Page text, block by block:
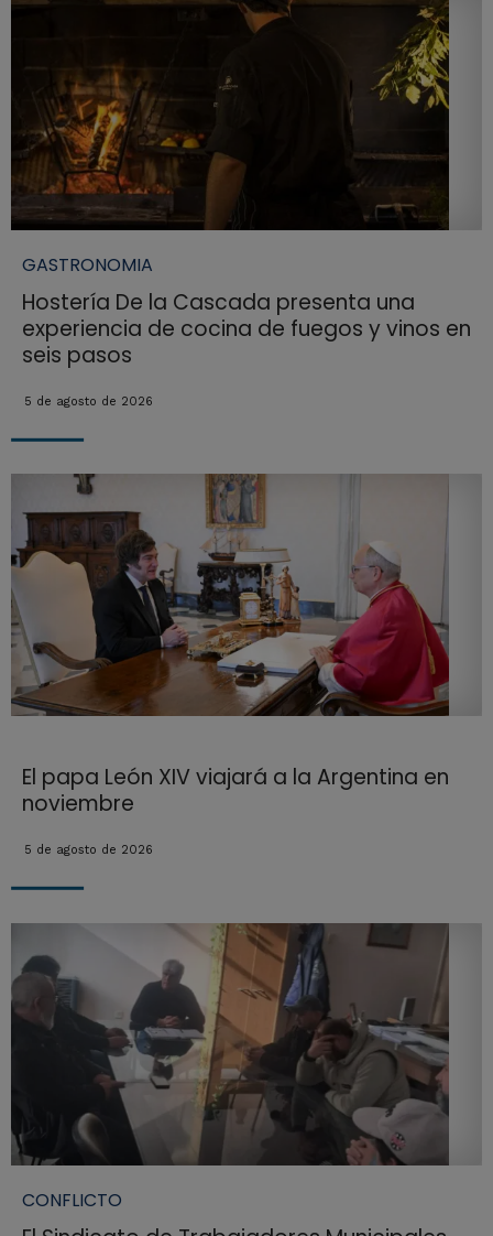
GASTRONOMIA
Hostería De la Cascada presenta una
experiencia de cocina de fuegos y vinos en
seis pasos
5 de agosto de 2026
El papa León XIV viajará a la Argentina en
noviembre
5 de agosto de 2026
CONFLICTO